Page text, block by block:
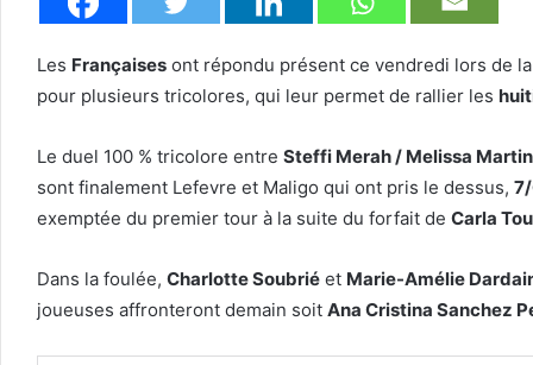
Les Françaises ont répondu présent ce vendredi lors de
pour plusieurs tricolores, qui leur permet de rallier les
Le duel 100 % tricolore entre Steffi Merah / Melissa Martin
sont finalement Lefevre et Maligo qui ont pris le dessus,
exemptée du premier tour à la suite du forfait de Carla
Dans la foulée, Charlotte Soubrié et Marie-Amélie
joueuses affronteront demain soit Ana Cristina Sanchez